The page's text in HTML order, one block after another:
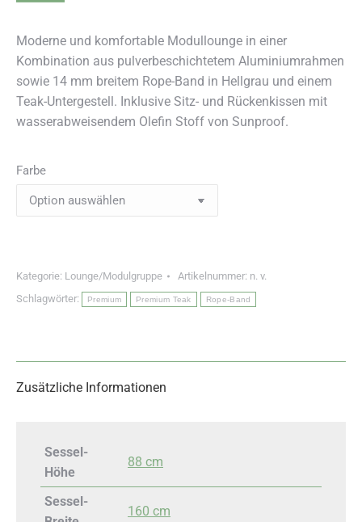
Moderne und komfortable Modullounge in einer
Kombination aus pulverbeschichtetem Aluminiumrahmen
sowie 14 mm breitem Rope-Band in Hellgrau und einem
Teak-Untergestell. Inklusive Sitz- und Rückenkissen mit
wasserabweisendem Olefin Stoff von Sunproof.
Farbe
Kategorie: Lounge/Modulgruppe Artikelnummer: n. v.
Schlagwörter:
Premium Premium Teak Rope-Band
Zusätzliche Informationen
Sessel-
Höhe
88 cm
Sessel-
160 cm